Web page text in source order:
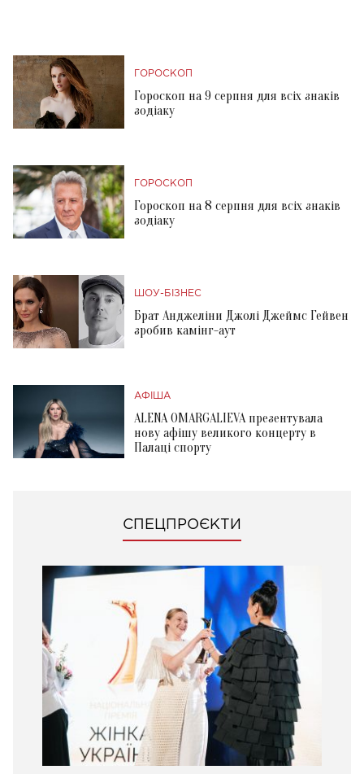
ГОРОСКОП
Гороскоп на 9 серпня для всіх знаків
зодіаку
ГОРОСКОП
Гороскоп на 8 серпня для всіх знаків
зодіаку
ШОУ-БІЗНЕС
Брат Анджеліни Джолі Джеймс Гейвен
зробив камінг-аут
АФІША
ALENA OMARGALIEVA презентувала
нову афішу великого концерту в
Палаці спорту
СПЕЦПРОЄКТИ